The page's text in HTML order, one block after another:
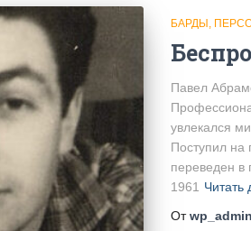
БАРДЫ
Павел
увлекался
Поступил на
переведен в
1961 Читать
Отwp_admin